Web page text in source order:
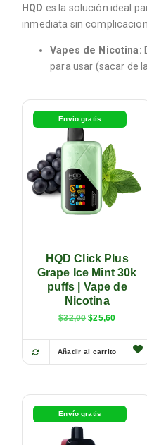
HQD es la solución ideal
inmediata sin
Vapes de Nicotina:
para usar (sacar de
Envío gratis
HQD Click Plus
Grape Ice Mint 30k
puffs | Vape de
Nicotina
$32,00 $25,60
Añadir al carrito
Envío gratis